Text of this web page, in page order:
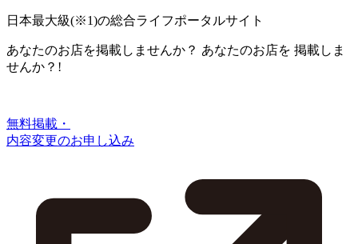
日本最大級(※1)の総合ライフポータルサイト
あなたのお店を掲載しませんか？ あなたのお店を 掲載しま
せんか？!
無料掲載・
内容変更のお申し込み